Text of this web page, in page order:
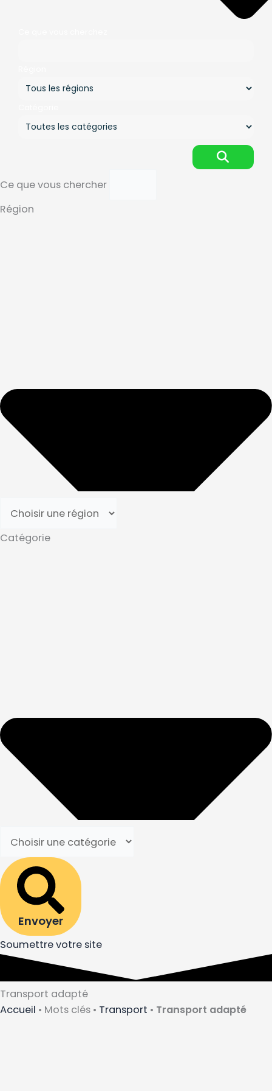
Ce que vous chercher
Région
Catégorie
Envoyer
Soumettre votre site
Transport adapté
Accueil • Mots clés • Transport • Transport adapté